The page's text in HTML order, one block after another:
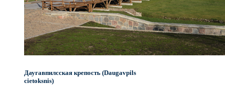
Даугавпилсская крепость (Daugavpils
cietoksnis)